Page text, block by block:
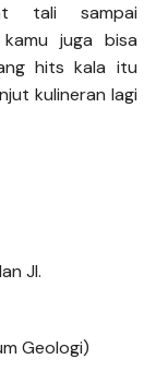
tali sampai
juga bisa
hits kala itu
kulineran lagi
Jl.
Geologi)